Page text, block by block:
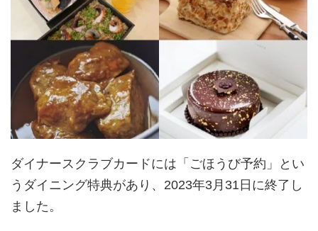
ダイナースクラブカードには「ごほうび予約」とい
うダイニング特典があり、2023年3月31日に終了し
ました。